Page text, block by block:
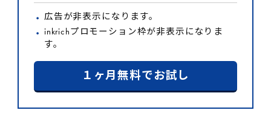
広告が非表示になります。
inkrichプロモーション枠が非表示になりま
す。
１ヶ月無料でお試し